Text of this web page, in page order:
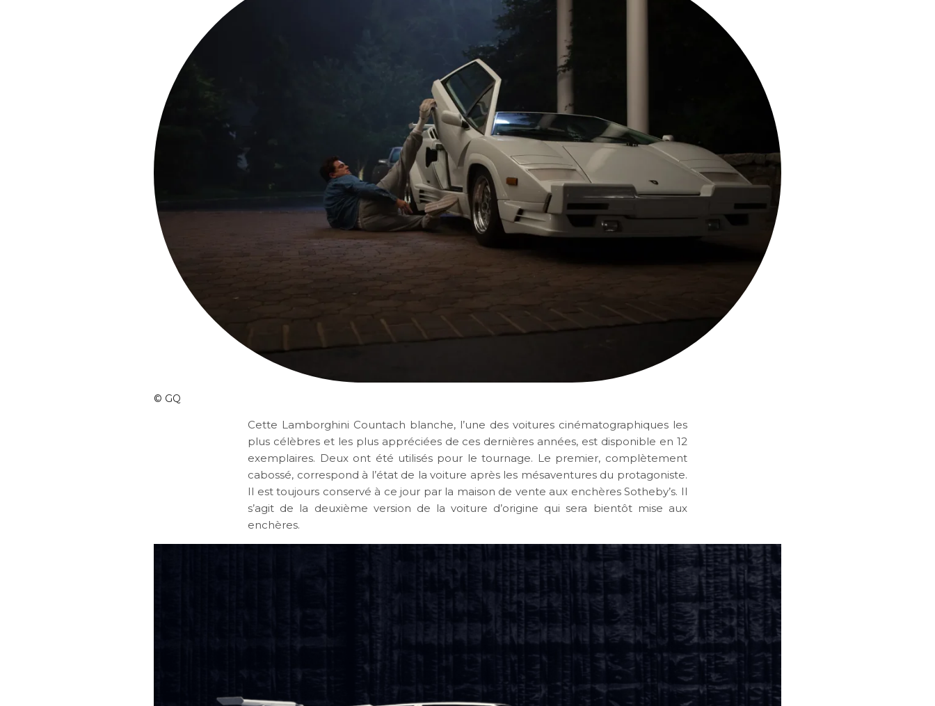
© GQ
Cette Lamborghini Countach blanche, l’une des voitures cinématographiques les
plus célèbres et les plus appréciées de ces dernières années, est disponible en 12
exemplaires. Deux ont été utilisés pour le tournage. Le premier, complètement
cabossé, correspond à l’état de la voiture après les mésaventures du protagoniste.
Il est toujours conservé à ce jour par la maison de vente aux enchères Sotheby’s. Il
s’agit de la deuxième version de la voiture d’origine qui sera bientôt mise aux
enchères.